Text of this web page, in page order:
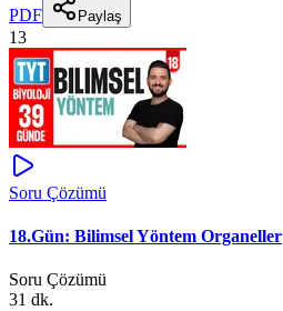
PDF Paylaş
13
Soru Çözümü
18.Gün: Bilimsel Yöntem Organeller
Soru Çözümü
31 dk.